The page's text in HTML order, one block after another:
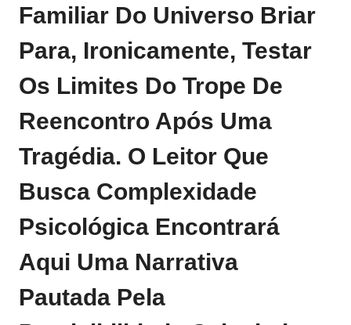
Familiar Do Universo Briar
Para, Ironicamente, Testar
Os Limites Do Trope De
Reencontro Após Uma
Tragédia. O Leitor Que
Busca Complexidade
Psicológica Encontrará
Aqui Uma Narrativa
Pautada Pela